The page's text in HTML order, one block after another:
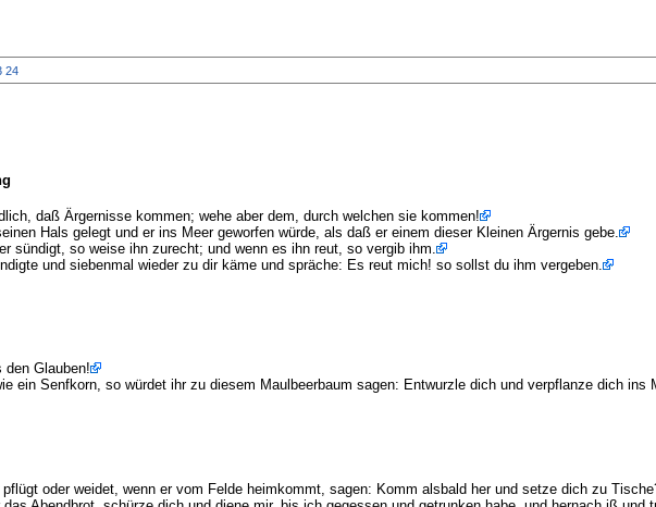
24
daß Ärgernisse kommen; wehe aber dem, durch welchen sie kommen!
Hals gelegt und er ins Meer geworfen würde, als daß er einem dieser Kleinen Ärgernis gebe.
sündigt, so weise ihn zurecht; und wenn es ihn reut, so vergib ihm.
und siebenmal wieder zu dir käme und spräche: Es reut mich! so sollst du ihm vergeben.
den Glauben!
ein Senfkorn, so würdet ihr zu diesem Maulbeerbaum sagen: Entwurzle dich und verpflanze dich ins
oder weidet, wenn er vom Felde heimkommt, sagen: Komm alsbald her und setze dich zu